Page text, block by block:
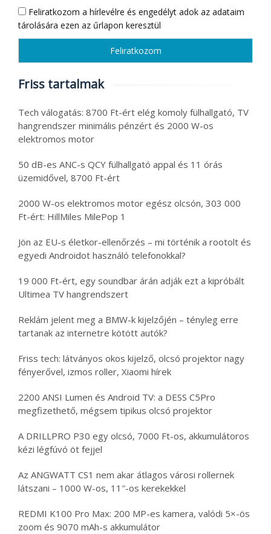
Feliratkozom a hírlevélre és engedélyt adok az adataim
tárolására ezen az űrlapon keresztül
Friss tartalmak
Tech válogatás: 8700 Ft-ért elég komoly fülhallgató, TV
hangrendszer minimális pénzért és 2000 W-os
elektromos motor
50 dB-es ANC-s QCY fülhallgató appal és 11 órás
üzemidővel, 8700 Ft-ért
2000 W-os elektromos motor egész olcsón, 303 000
Ft-ért: HillMiles MilePop 1
Jön az EU-s életkor-ellenőrzés – mi történik a rootolt és
egyedi Androidot használó telefonokkal?
19 000 Ft-ért, egy soundbar árán adják ezt a kipróbált
Ultimea TV hangrendszert
Reklám jelent meg a BMW-k kijelzőjén – tényleg erre
tartanak az internetre kötött autók?
Friss tech: látványos okos kijelző, olcsó projektor nagy
fényerővel, izmos roller, Xiaomi hírek
2200 ANSI Lumen és Android TV: a DESS C5Pro
megfizethető, mégsem tipikus olcsó projektor
A DRILLPRO P30 egy olcsó, 7000 Ft-os, akkumulátoros
kézi légfúvó öt fejjel
Az ANGWATT CS1 nem akar átlagos városi rollernek
látszani – 1000 W-os, 11″-os kerekekkel
REDMI K100 Pro Max: 200 MP-es kamera, valódi 5×-ös
zoom és 9070 mAh-s akkumulátor